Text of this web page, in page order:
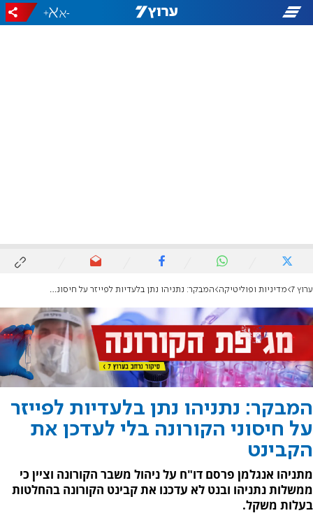
-
+
ערוץ 7 מדיניות ופוליטיקה המבקר: נתניהו נתן בלעדיות לפייזר על חיסוני הקורונה בלי לעדכן את הקבינט
המבקר: נתניהו נתן בלעדיות לפייזר
על חיסוני הקורונה בלי לעדכן את
הקבינט
מתניהו אנגלמן פרסם דו"ח על ניהול משבר הקורונה וציין כי
ממשלות נתניהו ובנט לא עדכנו את קבינט הקורונה בהחלטות
בעלות משקל.